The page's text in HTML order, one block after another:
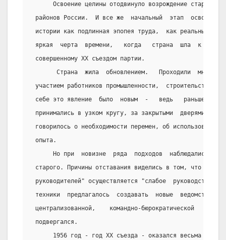
Освоение целины отодвинуло возрождение
районов России.  И все же  начальный  этап  освоения
истории как подлинная эпопея труда,  как реальный
яркая  черта  времени,   когда   страна  шла  к
совершенному ХХ съездом партии.
Страна  жила  обновлением.   Проходили
участием работников промышленности,  строительства,
себе это явление  было  новым  -   ведь   раньше   все
принимались в узком кругу, за закрытыми  дверями.  На
говорилось о необходимости перемен, об использовании
опыта.
Но при  новизне  ряда  подходов  наблюдались  и
старого. Причины отставания виделись в том, что "со
руководителей" осуществляется "слабое  руководство",
техники  предлагалось  создавать  новые  ведомства.
централизованной,    командно-бюрократической
подвергался.
1956 год - год ХХ съезда - оказался весьма